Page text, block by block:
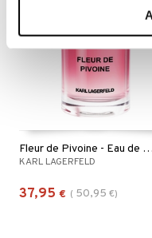
Fleur de Pivoine - Eau de parfum
KARL LAGERFELD
37,95 € ( 50,95 €)